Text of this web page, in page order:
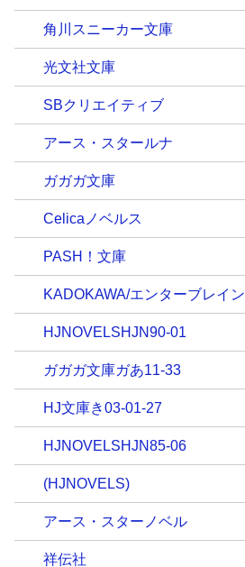
角川スニーカー文庫
光文社文庫
SBクリエイティブ
アース・スタールナ
ガガガ文庫
Celicaノベルス
PASH！文庫
KADOKAWA/エンターブレイン
HJNOVELSHJN90-01
ガガガ文庫ガあ11-33
HJ文庫き03-01-27
HJNOVELSHJN85-06
(HJNOVELS)
アース・スターノベル
祥伝社